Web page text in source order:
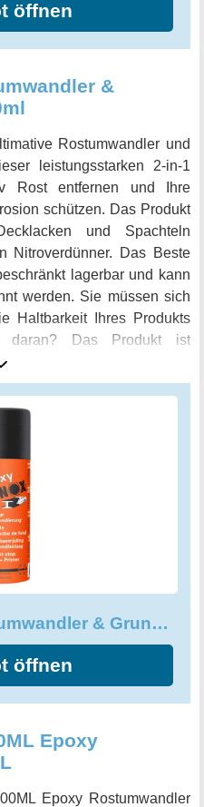
öffnen
&
Rostumwandler und
leistungsstarken 2-in-1
Rost entfernen und Ihre
schützen. Das Produkt
und Spachteln
Nitroverdünner. Das Beste
lagerbar und kann
werden. Sie müssen sich
Haltbarkeit Ihres Produkts
daran? Das Produkt ist
was es
Sie ein professioneller
nur ein begeisterter DIY-
Brunox Epoxy, Rostumwandler & Grundierer, 2in1, 400ml
öffnen
Epoxy
Epoxy Rostumwandler